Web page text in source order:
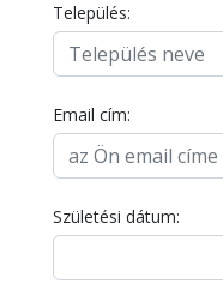
Település:
Email cím:
Születési dátum: